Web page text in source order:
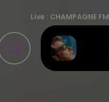
Live : CHAMPAGNE FM